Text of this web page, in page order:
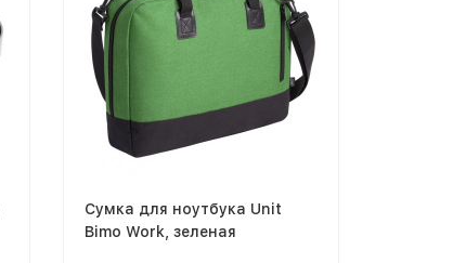
Сумка для ноутбука Unit
Bimo Work, зеленая